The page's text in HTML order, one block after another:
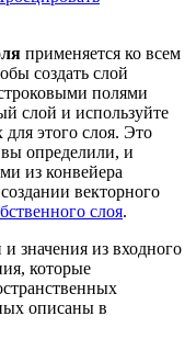
применяется ко всем
создать слой
полями
слой и используйте
этого слоя. Это
определили, и
из конвейера
векторного
слоя.
значения из входного
которые
описаны в